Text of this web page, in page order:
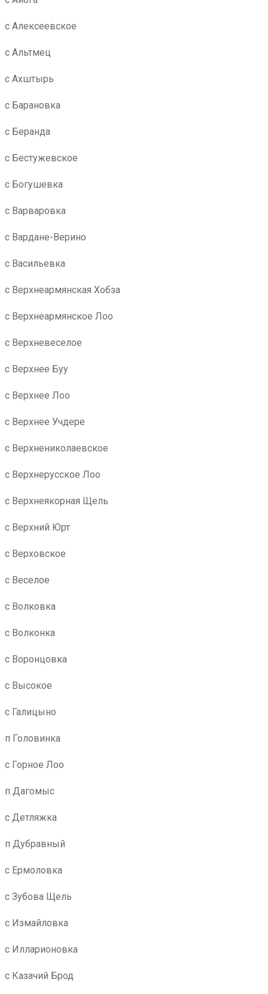
с Алексеевское
с Альтмец
с Ахштырь
с Барановка
с Беранда
с Бестужевское
с Богушевка
с Варваровка
с Вардане-Верино
с Васильевка
с Верхнеармянская Хобза
с Верхнеармянское Лоо
с Верхневеселое
с Верхнее Буу
с Верхнее Лоо
с Верхнее Учдере
с Верхнениколаевское
с Верхнерусское Лоо
с Верхнеякорная Щель
с Верхний Юрт
с Верховское
с Веселое
с Волковка
с Волконка
с Воронцовка
с Высокое
с Галицыно
п Головинка
с Горное Лоо
п Дагомыс
с Детляжка
п Дубравный
с Ермоловка
с Зубова Щель
с Измайловка
с Илларионовка
с Казачий Брод